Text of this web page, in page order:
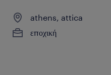
athens, attica
εποχική